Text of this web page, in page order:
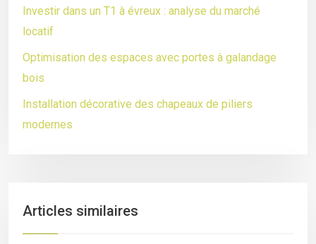
Investir dans un T1 à évreux : analyse du marché
locatif
Optimisation des espaces avec portes à galandage
bois
Installation décorative des chapeaux de piliers
modernes
Articles similaires